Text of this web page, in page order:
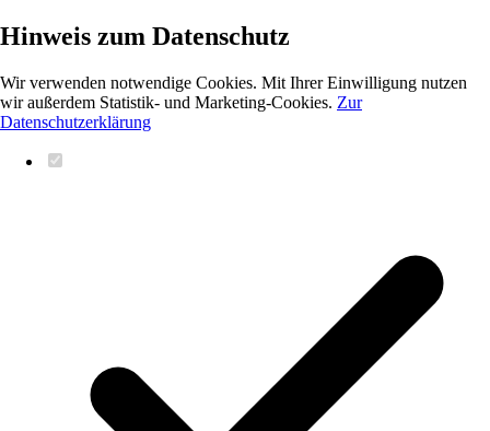
Hinweis zum Datenschutz
Wir verwenden notwendige Cookies. Mit Ihrer Einwilligung nutzen
wir außerdem Statistik- und Marketing-Cookies. Zur
Datenschutzerklärung